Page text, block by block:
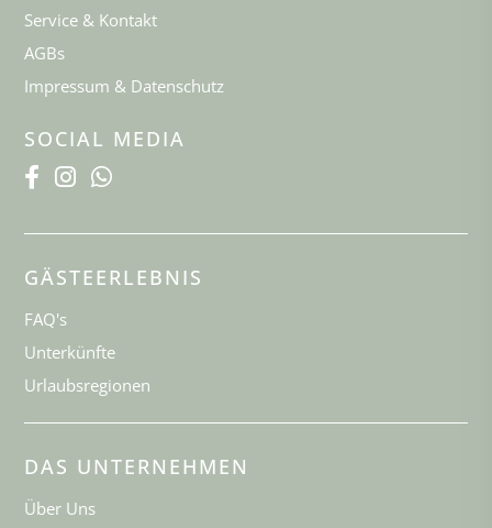
Service & Kontakt
AGBs
Impressum & Datenschutz
SOCIAL MEDIA
GÄSTEERLEBNIS
FAQ's
Unterkünfte
Urlaubsregionen
DAS UNTERNEHMEN
Über Uns